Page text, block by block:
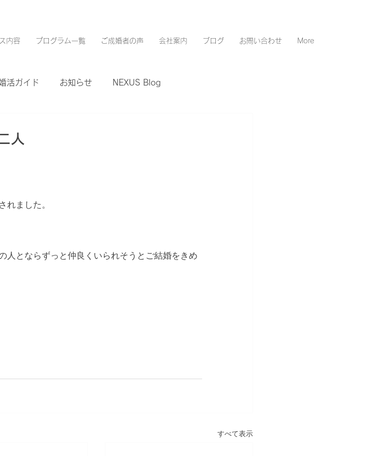
内容 プログラム一覧 ご成婚者の声 会社案内 ブログ お問い合わせ More
活ガイド お知らせ NEXUS Blog
人
れました。
人とならずっと仲良くいられそうとご結婚をきめ
すべて表示